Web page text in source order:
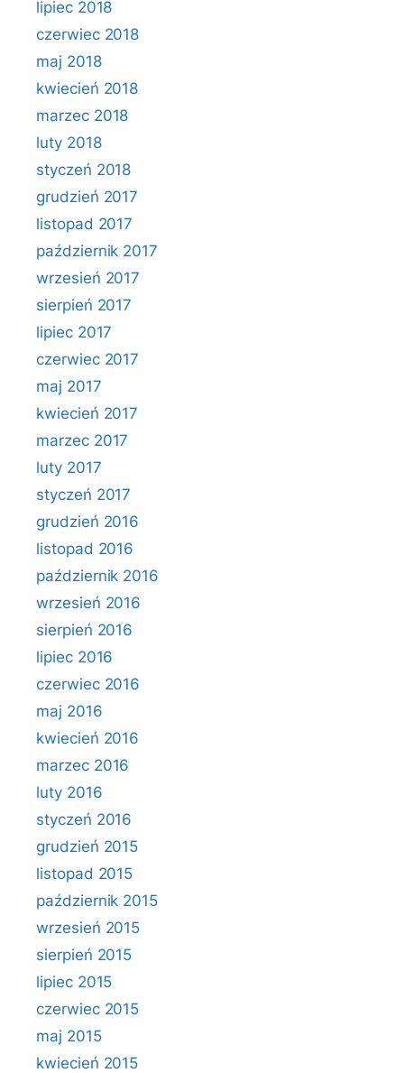
lipiec 2018
czerwiec 2018
maj 2018
kwiecień 2018
marzec 2018
luty 2018
styczeń 2018
grudzień 2017
listopad 2017
październik 2017
wrzesień 2017
sierpień 2017
lipiec 2017
czerwiec 2017
maj 2017
kwiecień 2017
marzec 2017
luty 2017
styczeń 2017
grudzień 2016
listopad 2016
październik 2016
wrzesień 2016
sierpień 2016
lipiec 2016
czerwiec 2016
maj 2016
kwiecień 2016
marzec 2016
luty 2016
styczeń 2016
grudzień 2015
listopad 2015
październik 2015
wrzesień 2015
sierpień 2015
lipiec 2015
czerwiec 2015
maj 2015
kwiecień 2015